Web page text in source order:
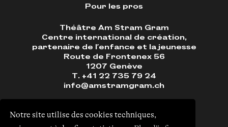
Notre site utilise des cookies techniques,
Pour les pros
Théâtre Am Stram Gram
Centre international de création,
partenaire de l'enfance et la jeunesse
Route de Frontenex 56
1207 Genève
T. +41 22 735 79 24
info@amstramgram.ch